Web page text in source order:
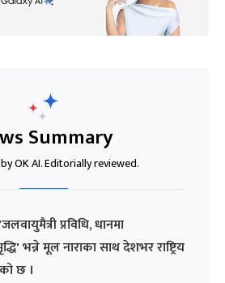
Summary
OK AI. Editorially reviewed.
प्रविधि, धानमा
भन्ने मूल नाराका साथ देशभर राष्ट्रिय
छ ।